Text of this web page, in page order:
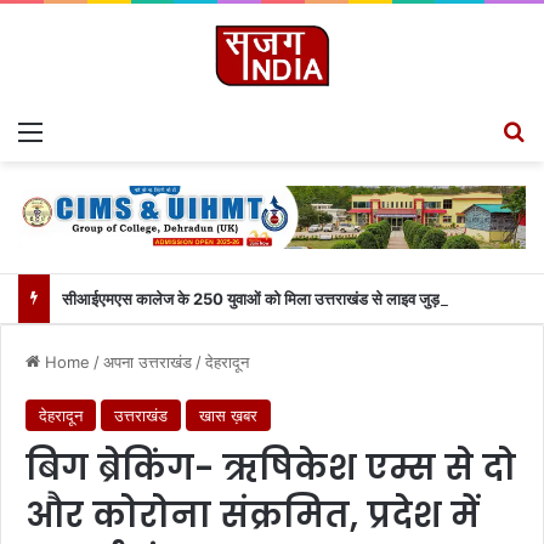
सीआईएमएस कालेज के 250 युवाओं को मिला उत्तराखंड से लाइव जुड़ने का मौका
Home /अपना उत्तराखंड /देहरादून
देहरादून उत्तराखंड खास ख़बर
बिग ब्रेकिंग- ऋषिकेश एम्स से दो
और कोरोना संक्रमित, प्रदेश में